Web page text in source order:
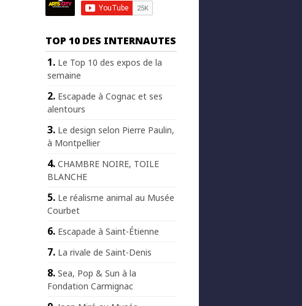
TOP 10 DES INTERNAUTES
Le Top 10 des expos de la
semaine
Escapade à Cognac et ses
alentours
Le design selon Pierre Paulin,
à Montpellier
CHAMBRE NOIRE, TOILE
BLANCHE
Le réalisme animal au Musée
Courbet
Escapade à Saint-Étienne
La rivale de Saint-Denis
Sea, Pop & Sun à la
Fondation Carmignac